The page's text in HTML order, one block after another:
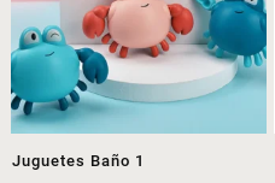
Juguetes Baño 1